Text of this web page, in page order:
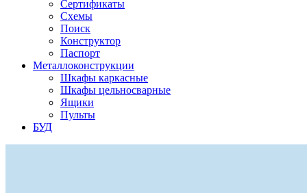
Сертификаты
Схемы
Поиск
Конструктор
Паспорт
Металлоконструкции
Шкафы каркасные
Шкафы цельносварные
Ящики
Пульты
БУД